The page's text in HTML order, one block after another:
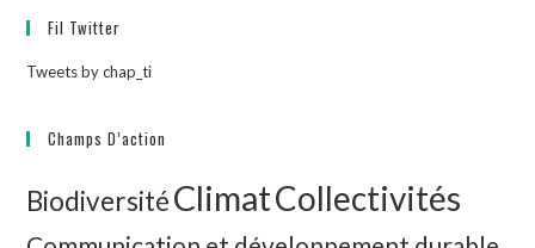
Fil Twitter
Tweets by chap_ti
Champs D’action
BiodiversitéClimatCollectivités